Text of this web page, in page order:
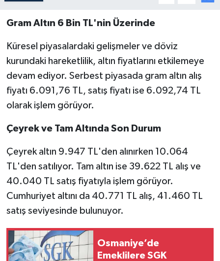
Gram Altın 6 Bin TL'nin Üzerinde
Küresel piyasalardaki gelişmeler ve döviz
kurundaki hareketlilik, altın fiyatlarını etkilemeye
devam ediyor. Serbest piyasada gram altın alış
fiyatı 6.091,76 TL, satış fiyatı ise 6.092,74 TL
olarak işlem görüyor.
Çeyrek ve Tam Altında Son Durum
Çeyrek altın 9.947 TL'den alınırken 10.064
TL'den satılıyor. Tam altın ise 39.622 TL alış ve
40.040 TL satış fiyatıyla işlem görüyor.
Cumhuriyet altını da 40.771 TL alış, 41.460 TL
satış seviyesinde bulunuyor.
Osmaniye’de
Emeklilere SGK